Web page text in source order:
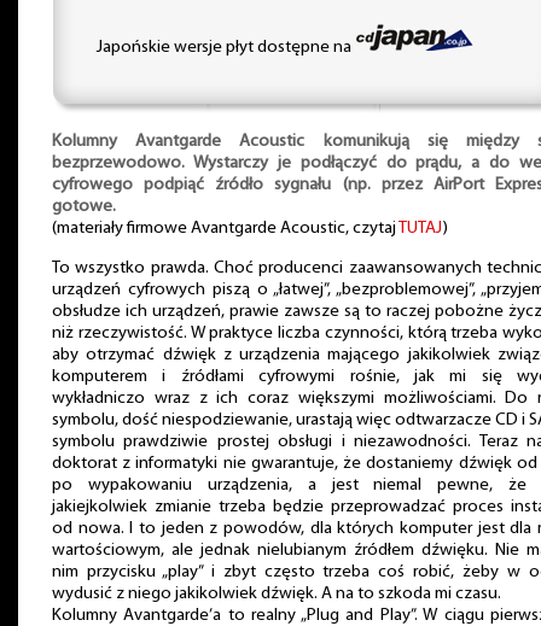
Japońskie wersje płyt dostępne na
Kolumny Avantgarde Acoustic komunikują się między
bezprzewodowo. Wystarczy je podłączyć do prądu, a do
cyfrowego podpiąć źródło sygnału (np. przez AirPort
gotowe.
(materiały firmowe Avantgarde Acoustic, czytaj TUTAJ)
To wszystko prawda. Choć producenci zaawansowanych
urządzeń cyfrowych piszą o „łatwej”, „bezproblemowej”,
obsłudze ich urządzeń, prawie zawsze są to raczej pobożne
niż rzeczywistość. W praktyce liczba czynności, którą trzeba
aby otrzymać dźwięk z urządzenia mającego jakikolwiek
komputerem i źródłami cyfrowymi rośnie, jak mi się
wykładniczo wraz z ich coraz większymi możliwościami. Do
symbolu, dość niespodziewanie, urastają więc odtwarzacze CD i
symbolu prawdziwie prostej obsługi i niezawodności. Teraz
doktorat z informatyki nie gwarantuje, że dostaniemy dźwięk od
po wypakowaniu urządzenia, a jest niemal pewne, że
jakiejkolwiek zmianie trzeba będzie przeprowadzać proces
od nowa. I to jeden z powodów, dla których komputer jest dla
wartościowym, ale jednak nielubianym źródłem dźwięku. Nie
nim przycisku „play” i zbyt często trzeba coś robić, żeby w
wydusić z niego jakikolwiek dźwięk. A na to szkoda mi czasu.
Kolumny Avantgarde’a to realny „Plug and Play”. W ciągu